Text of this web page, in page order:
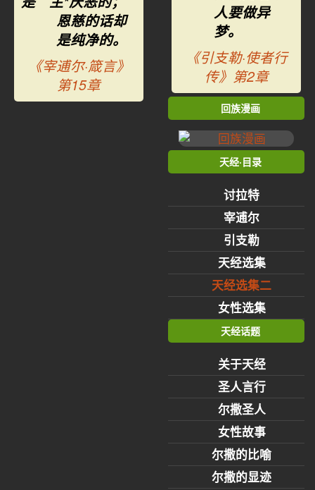
恩慈的话却
是纯净的。
《宰逋尔·箴言》
第15章
人要做异
梦。
《引支勒·使者行
传》第2章
回族漫画
天经·目录
讨拉特
宰逋尔
引支勒
天经选集
天经选集二
女性选集
天经话题
关于天经
圣人言行
尔撒圣人
女性故事
尔撒的比喻
尔撒的显迹